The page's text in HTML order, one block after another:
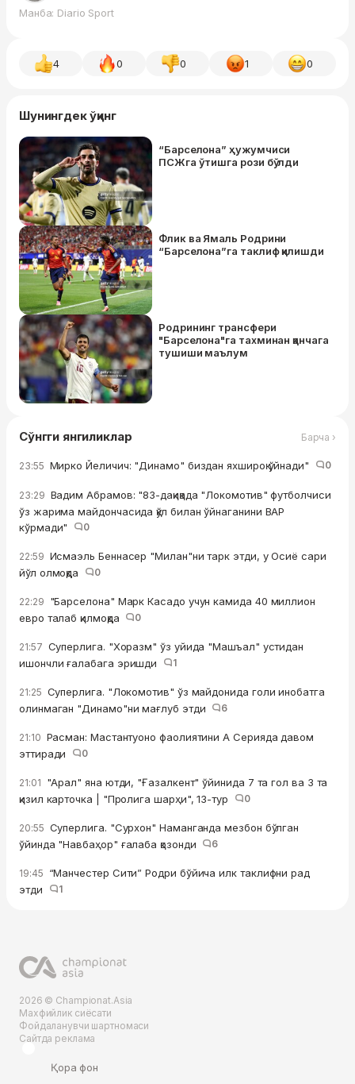
Манба: Diario Sport
4 0 0 1 0
Шунингдек ўқинг
“Барселона” ҳужумчиси
ПСЖга ўтишга рози бўлди
Флик ва Ямаль Родрини
“Барселона”га таклиф қилишди
Родрининг трансфери
"Барселона"га тахминан қанчага
тушиши маълум
Сўнгги янгиликлар Барча ›
23:55 Мирко Йеличич: "Динамо" биздан яхшироқ ўйнади" 0
23:29 Вадим Абрамов: "83-дақиқада "Локомотив" футболчиси
ўз жарима майдончасида қўл билан ўйнаганини ВАР
кўрмади"
0
22:59 Исмаэль Беннасер "Милан"ни тарк этди, у Осиё сари
йўл олмоқда
0
22:29 "Барселона" Марк Касадо учун камида 40 миллион
евро талаб қилмоқда
0
21:57 Суперлига. "Хоразм" ўз уйида "Машъал" устидан
ишончли ғалабага эришди
1
21:25 Суперлига. "Локомотив" ўз майдонида голи инобатга
олинмаган "Динамо"ни мағлуб этди
6
21:10 Расман: Мастантуоно фаолиятини А Серияда давом
эттиради
0
21:01 "Арал" яна ютди, "Ғазалкент" ўйинида 7 та гол ва 3 та
қизил карточка | "Пролига шарҳи", 13-тур
0
20:55 Суперлига. "Сурхон" Наманганда мезбон бўлган
ўйинда "Навбаҳор" ғалаба қозонди
6
19:45 “Манчестер Сити” Родри бўйича илк таклифни рад
этди
1
2026 © Championat.Asia
Махфийлик сиёсати
Фойдаланувчи шартномаси
Сайтда реклама
Қора фон